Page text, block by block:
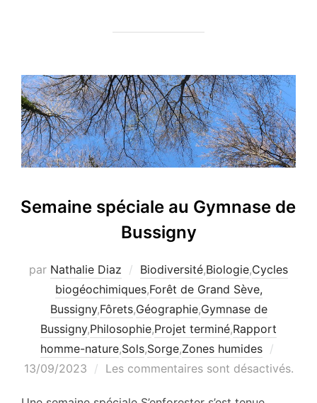
Semaine spéciale au Gymnase de
Bussigny
par Nathalie Diaz Biodiversité,Biologie,Cycles
biogéochimiques,Forêt de Grand Sève,
Bussigny,Fôrets,Géographie,Gymnase de
Bussigny,Philosophie,Projet terminé,Rapport
homme-nature,Sols,Sorge,Zones humides
le
13/09/2023 Les commentaires sont désactivés.